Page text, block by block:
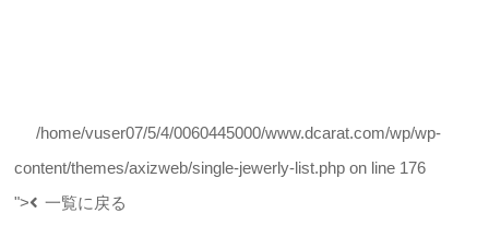
/home/vuser07/5/4/0060445000/www.dcarat.com/wp/wp-
content/themes/axizweb/single-jewerly-list.php on line 176
">
一覧に戻る